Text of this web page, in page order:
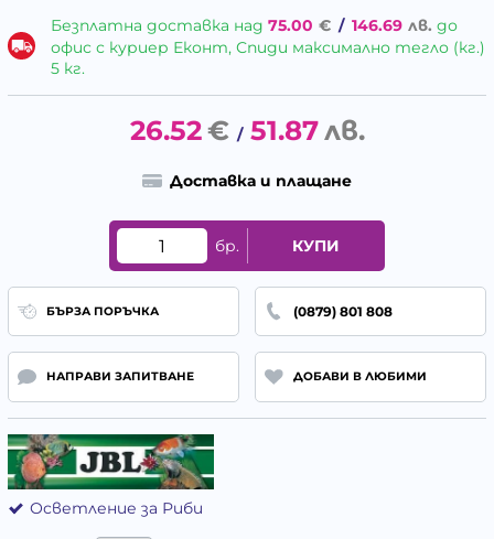
Безплатна доставка над 75.00 € / 146.69 лв. до
офис с куриер Еконт, Спиди максимално тегло (кг.)
5 кг.
26.52€ / 51.87лв.
Доставка и плащане
бр. КУПИ
БЪРЗА ПОРЪЧКА (0879) 801 808
НАПРАВИ ЗАПИТВАНЕ ДОБАВИ В ЛЮБИМИ
Осветление за Риби